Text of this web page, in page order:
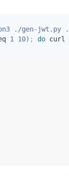
./gen-jwt.py
1 10) ; do curl